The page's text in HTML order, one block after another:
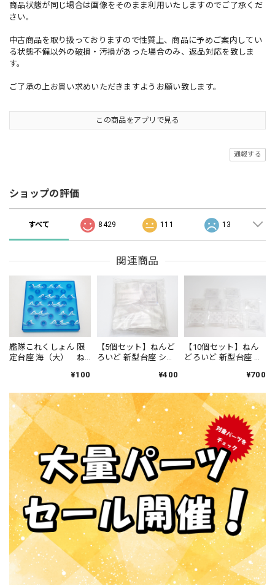
商品状態が同じ場合は画像をそのまま利用いたしますのでご了承くだ
さい。
中古商品を取り扱っておりますので性質上、商品に予めご案内してい
る状態不備以外の破損・汚損があった場合のみ、返品対応を致しま
す。
ご了承の上お買い求めいただきますようお願い致します。
この商品をアプリで見る
通報する
ショップの評価
すべて 8429 111 13
関連商品
艦隊これくしょん 限
定台座 海（大） ね
¥100
【5個セット】ねんど
ろいど 新型台座 ショ
¥400
【10個セット】ねん
どろいど 新型台座 シ
¥700